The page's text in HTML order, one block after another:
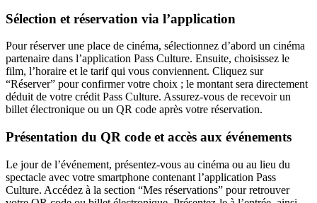
Sélection et réservation via l’application
Pour réserver une place de cinéma, sélectionnez d’abord un cinéma
partenaire dans l’application Pass Culture. Ensuite, choisissez le
film, l’horaire et le tarif qui vous conviennent. Cliquez sur
“Réserver” pour confirmer votre choix ; le montant sera directement
déduit de votre crédit Pass Culture. Assurez-vous de recevoir un
billet électronique ou un QR code après votre réservation.
Présentation du QR code et accès aux événements
Le jour de l’événement, présentez-vous au cinéma ou au lieu du
spectacle avec votre smartphone contenant l’application Pass
Culture. Accédez à la section “Mes réservations” pour retrouver